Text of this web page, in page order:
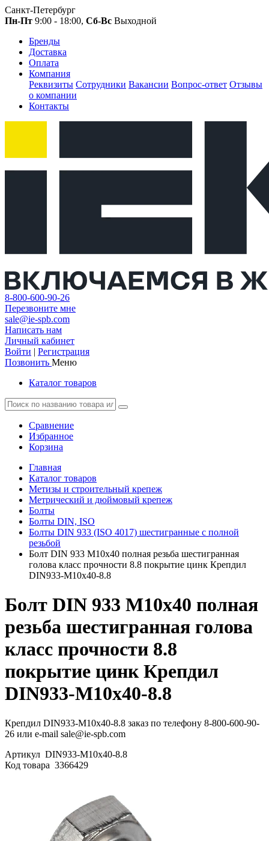
Санкт-Петербург
Пн-Пт 9:00 - 18:00, Сб-Вс Выходной
Бренды
Доставка
Оплата
Компания
Реквизиты Сотрудники Вакансии Вопрос-ответ Отзывы
о компании
Контакты
8-800-600-90-26
Перезвоните мне
sale@ie-spb.com
Написать нам
Личный кабинет
Войти | Регистрация
Позвонить Меню
Каталог товаров
Сравнение
Избранное
Корзина
Главная
Каталог товаров
Метизы и строительный крепеж
Метрический и дюймовый крепеж
Болты
Болты DIN, ISO
Болты DIN 933 (ISO 4017) шестигранные с полной
резьбой
Болт DIN 933 М10х40 полная резьба шестигранная
голова класс прочности 8.8 покрытие цинк Крепдил
DIN933-М10х40-8.8
Болт DIN 933 М10х40 полная
резьба шестигранная голова
класс прочности 8.8
покрытие цинк Крепдил
DIN933-М10х40-8.8
Крепдил DIN933-М10х40-8.8 заказ по телефону 8-800-600-90-
26 или e-mail sale@ie-spb.com
Артикул DIN933-М10х40-8.8
Код товара 3366429